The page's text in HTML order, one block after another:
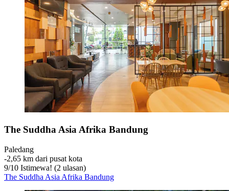
The Suddha Asia Afrika Bandung
Paledang
‐2,65 km dari pusat kota
9/10 Istimewa! (2 ulasan)
The Suddha Asia Afrika Bandung